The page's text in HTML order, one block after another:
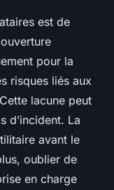
est de
pour la
risques liés aux
lacune peut
d’incident. La
avant le
oublier de
en charge